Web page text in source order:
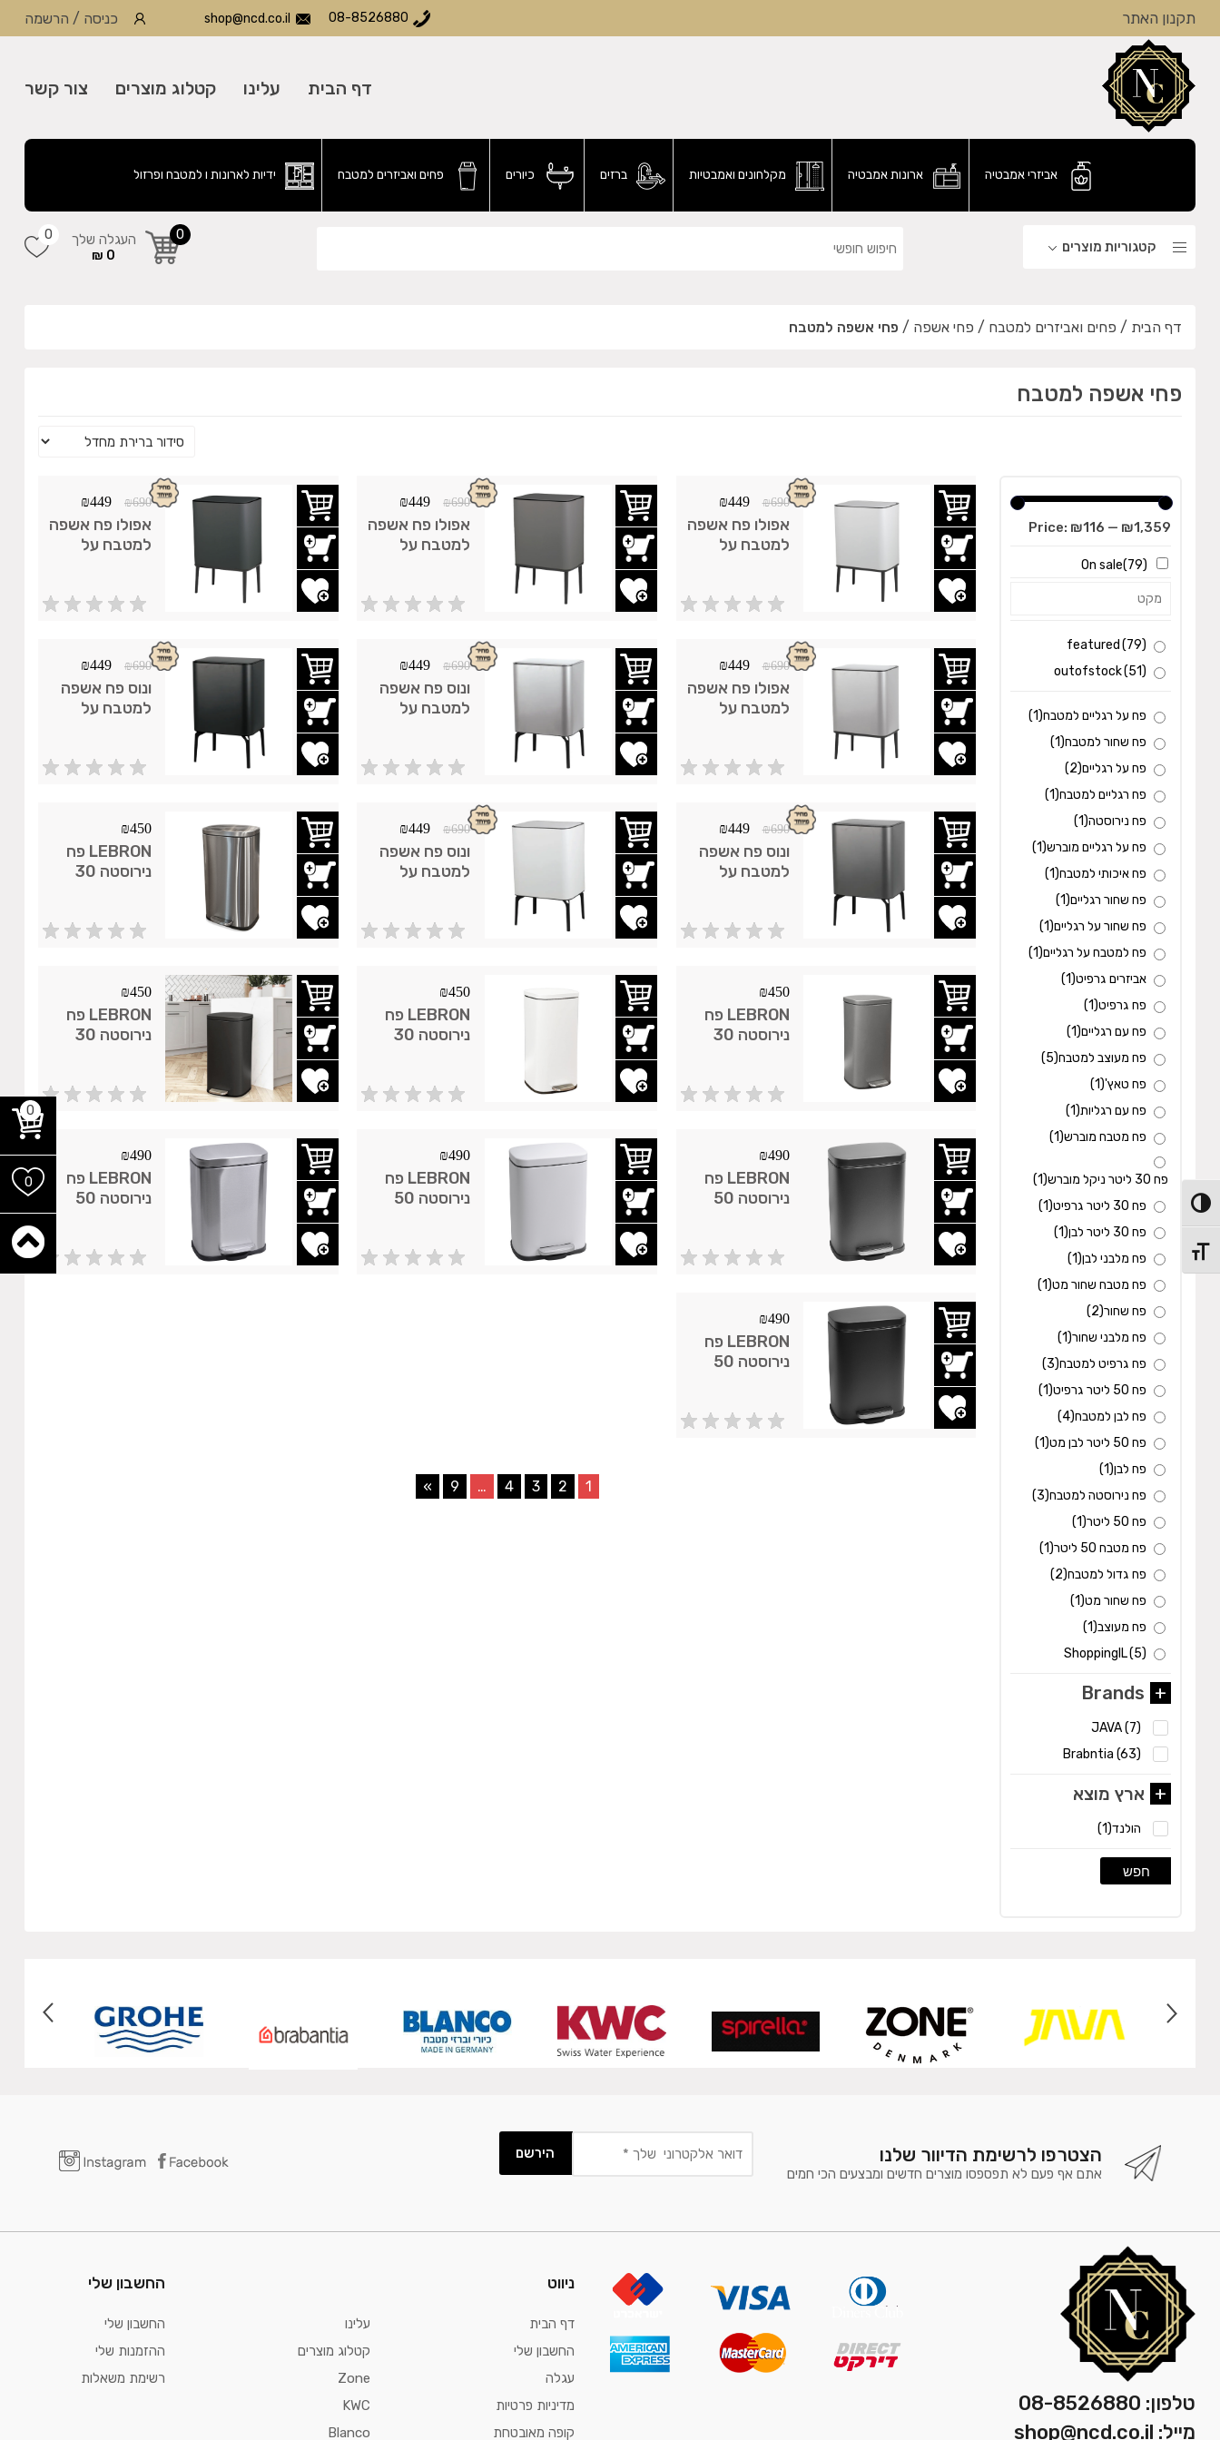
מתג ניגודיות גבוהה
מתג גודל גופן
תקנון האתר 08-8526880
shop@ncd.co.il כניסה / הרשמה
דף הבית עלינו קטלוג מוצרים צור קשר
אביזרי אמבטיה ארונות אמבטיה מקלחונים ואמבטיות ברזים כיורים פחים ואביזרים למטבח ידיות לארונות ו למטבח ופרזול
קטגוריות מוצרים
0 העגלה שלך
0 ₪
0
דף הבית / פחים ואביזרים למטבח / פחי אשפה / פחי אשפה למטבח
פחי אשפה למטבח
Price: ₪116 — ₪1,359
On sale(79)
featured(79)
outofstock(51)
פח על רגליים למטבח(1)
פח שחור למטבח(1)
פח על רגליים(2)
פח רגליים למטבח(1)
פח נירוסטה(1)
פח על רגליים מוברש(1)
פח איכותי למטבח(1)
פח שחור רגליים(1)
פח שחור על רגליים(1)
פח למטבח על רגליים(1)
אביזרים גרפיט(1)
פח גרפיט(1)
פח עם רגליים(1)
פח מעוצב למטבח(5)
פח טאץ'(1)
פח עם רגליות(1)
פח מטבח מוברש(1)
פח 30 ליטר ניקל מוברש
(1)
פח 30 ליטר גרפיט
(1)
פח 30 ליטר לבן
(1)
פח מלבני לבן(1)
פח מטבח שחור מט(1)
פח שחור(2)
פח מלבני שחור(1)
פח גרפיט למטבח(3)
פח 50 ליטר גרפיט
(1)
פח לבן למטבח(4)
פח 50 ליטר לבן מט
(1)
פח לבן(1)
פח נירוסטה למטבח(3)
פח 50 ליטר
(1)
פח מטבח 50 ליטר
(1)
פח גדול למטבח(2)
פח שחור מט(1)
פח מעוצב(1)
ShoppingIL(5)
Brands +
JAVA(7)
Brabntia (63)
ארץ מוצא +
הולנד(1)
חפש
₪690
₪449
אפולו פח אשפה
למטבח על
לבן
₪690
₪449
אפולו פח אשפה
למטבח על
גרפיט
₪690
₪449
אפולו פח אשפה
למטבח על
שחור מט
₪690
₪449
אפולו פח אשפה
למטבח על
נירוסטה מוברש
₪690
₪449
ונוס פח אשפה
למטבח על
נירוסטה מוברש
₪690
₪449
ונוס פח אשפה
למטבח על
שחור מט
הוסף לשרימת משאלות
₪690
₪449
ונוס פח אשפה
למטבח על
גרפיט
₪690
₪449
ונוס פח אשפה
למטבח על
₪450
LEBRON פח
נירוסטה 30
הוסף לשרימת משאלות
₪450
LEBRON פח
נירוסטה 30
₪450
LEBRON פח
נירוסטה 30
₪450
LEBRON פח
נירוסטה 30
₪490
LEBRON פח
נירוסטה 50
₪490
LEBRON פח
נירוסטה 50
₪490
LEBRON פח
נירוסטה 50
הוסף לשרימת משאלות
₪490
LEBRON פח
נירוסטה 50
1
2
3
4
…
9
»
0
0
הצטרפו לרשימת הדיוור שלנו
אתם אף פעם לא תפספסו מוצרים חדשים ומבצעים הכי חמים
טלפון: 08-8526880
מייל: shop@ncd.co.il
ניווט
דף הבית
החשבון שלי
עגלה
מדיניות פרטיות
קופה מאובטחת
עלינו
קטלוג מוצרים
Zone
KWC
Blanco
החשבון שלי
החשבון שלי
ההזמנות שלי
רשימת משאלות